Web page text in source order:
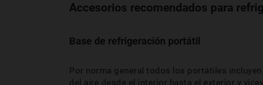
Accesorios recomendados para
Base de refrigeración portátil
Por norma general todos los portátiles incluyen
del aire desde el interior hasta el exterior y